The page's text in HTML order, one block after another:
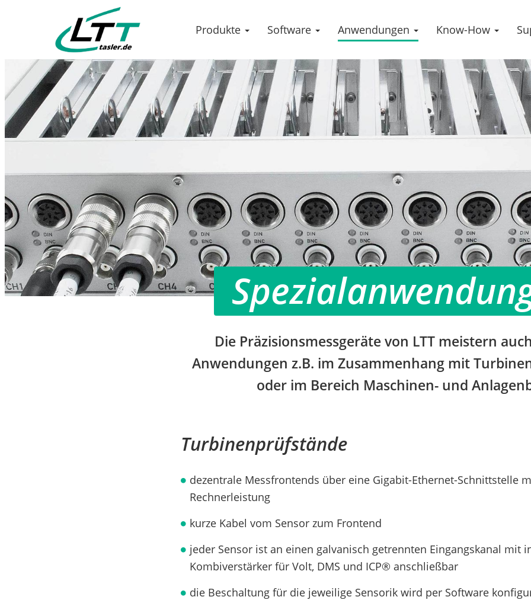
Produkte Software Anwendungen Know-How
Die Präzisionsmessgeräte von LTT meistern
Anwendungen z.B. im Zusammenhang mit
oder im Bereich Maschinen- und
Turbinenprüfstände
dezentrale Messfrontends über eine Gigabit-Ethernet-Schnittstelle
Rechnerleistung
kurze Kabel vom Sensor zum Frontend
jeder Sensor ist an einen galvanisch getrennten Eingangskanal mit
Kombiverstärker für Volt, DMS und ICP® anschließbar
die Beschaltung für die jeweilige Sensorik wird per Software